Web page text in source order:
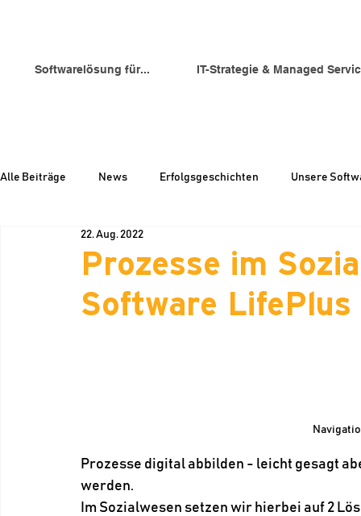
Softwarelösung für... IT-Strategie & Managed
Alle Beiträge News Erfolgsgeschichten Unsere
Prozesse im
Software LifePlus
22. Aug. 2022
Prozesse digital abbilden - leicht gesagt
werden.
Im Sozialwesen setzen wir hierbei auf 2